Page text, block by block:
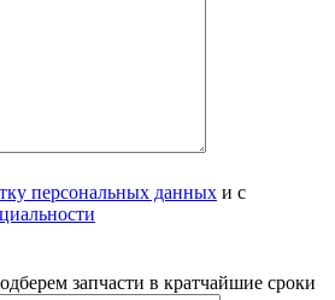
персональных данных и с
запчасти в кратчайшие сроки